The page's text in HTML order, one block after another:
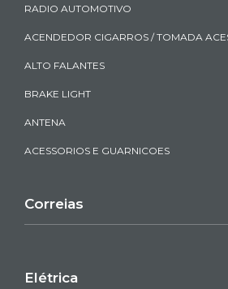
RADIO AUTOMOTIVO
ACENDEDOR CIGARROS / TOMADA
ALTO FALANTES
BRAKE LIGHT
ANTENA
ACESSORIOS E GUARNICOES
Correias
Elétrica